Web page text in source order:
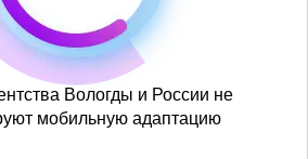
Вологды и России не
мобильную адаптацию